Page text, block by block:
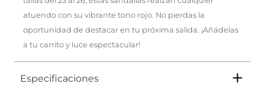
atuendo con su vibrante tono rojo. No pierdas la
oportunidad de destacar en tu próxima salida. ¡Añádelas
a tu carrito y luce espectacular!
Especificaciones